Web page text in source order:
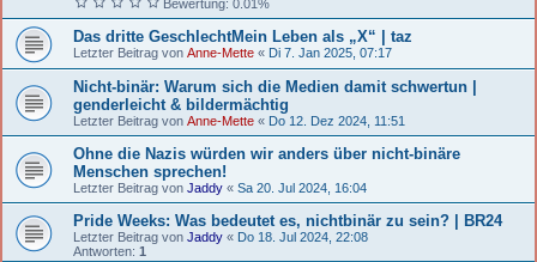
Bewertung: 0.01%
Das dritte GeschlechtMein Leben als „X“ | taz
Letzter Beitrag von Anne-Mette « Di 7. Jan 2025, 07:17
Nicht-binär: Warum sich die Medien damit schwertun |
genderleicht & bildermächtig
Letzter Beitrag von Anne-Mette « Do 12. Dez 2024, 11:51
Ohne die Nazis würden wir anders über nicht-binäre
Menschen sprechen!
Letzter Beitrag von Jaddy « Sa 20. Jul 2024, 16:04
Pride Weeks: Was bedeutet es, nichtbinär zu sein? | BR24
Letzter Beitrag von Jaddy « Do 18. Jul 2024, 22:08
Antworten: 1